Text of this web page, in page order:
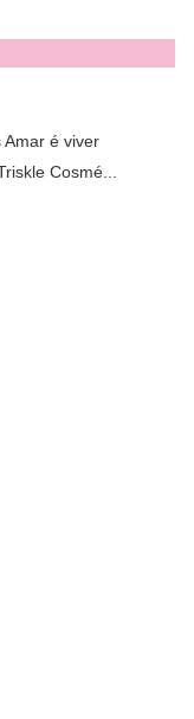
Amar é viver
Cosmé...